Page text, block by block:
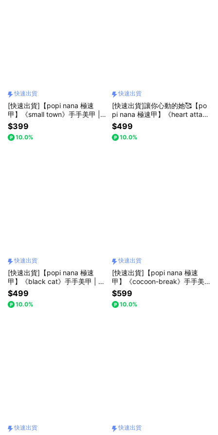
快速出貨
[快速出貨]【popi nana 極速
甲】《small town》手手美甲 |
HN-199 (盒裝 / 每款24片)
$399
10.0%
快速出貨
[快速出貨]讓你心動的她🥰【po
pi nana 極速甲】《heart attac
k》手手美甲 | HN-356 (盒裝 /
每款24片) 情人節禮物 畢業禮物
母親節禮物 生日禮物 表白禮物
$499
10.0%
快速出貨
[快速出貨]【popi nana 極速
甲】《black cat》手手美甲 | H
N-202 (盒裝 / 每款24片)
$499
10.0%
快速出貨
[快速出貨]【popi nana 極速
甲】《cocoon-break》手手美
甲 | HN-357 (盒裝 / 每款24片)
$599
10.0%
快速出貨 快速出貨